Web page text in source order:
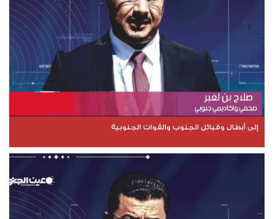
إلى أبطال وقبائل الجنوب والقوات الجنوبية